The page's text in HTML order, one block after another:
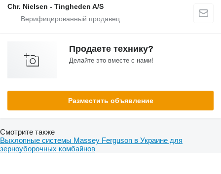
Chr. Nielsen - Tingheden A/S
Продаете технику?
Делайте это вместе с нами!
Разместить объявление
Смотрите также
Выхлопные системы Massey Ferguson в Украине для
зерноуборочных комбайнов